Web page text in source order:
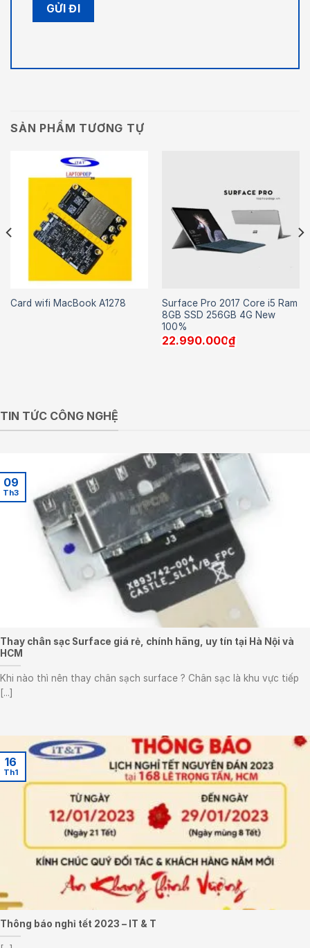
SẢN PHẨM TƯƠNG TỰ
Card wifi MacBook A1278
Surface Pro 2017 Core i5 Ram
8GB SSD 256GB 4G New
100%
22.990.000₫
TIN TỨC CÔNG NGHỆ
Thay chân sạc Surface giá rẻ, chính hãng, uy tín tại Hà Nội và
HCM
Khi nào thì nên thay chân sạch surface ? Chân sạc là khu vực tiếp
[...]
09
Th3
Thông báo nghỉ tết 2023 – IT & T
16
Th1